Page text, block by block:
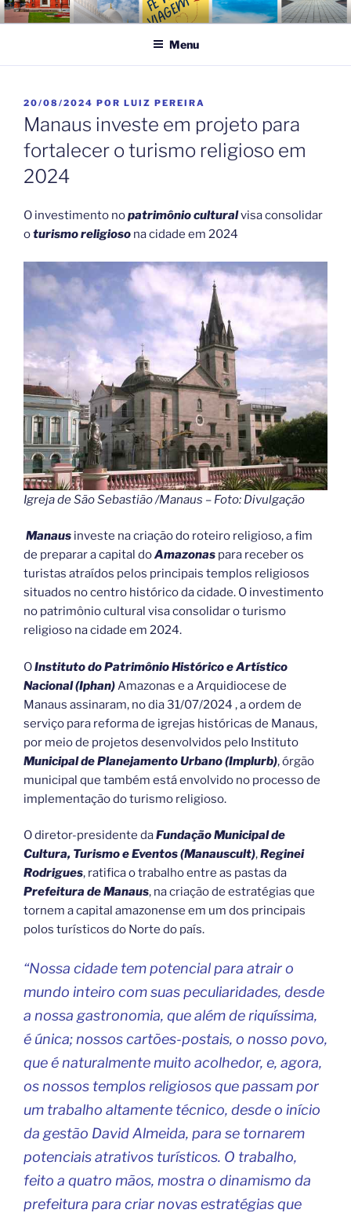
Pular
para
conteúdo
FÉ NA VIAGEM
Turismo Religioso
Menu
PUBLICADO
EM
20/08/2024 POR LUIZ PEREIRA
Manaus investe em projeto para
fortalecer o turismo religioso em
2024
O investimento nopatrimônio culturalvisa consolidar
oturismo religioso na cidade em 2024
Igreja de São Sebastião /Manaus – Foto: Divulgação
Manaus investe na criação do roteiro religioso, a fim
de preparar a capital doAmazonas para receber os
turistas atraídos pelos principais templos religiosos
situados no centro histórico da cidade. O investimento
no patrimônio cultural visa consolidar o turismo
religioso na cidade em 2024.
OInstituto do Patrimônio Histórico e Artístico
Nacional(Iphan)Amazonas e a Arquidiocese de
Manaus assinaram, no dia 31/07/2024 , a ordem de
serviço para reforma de igrejas históricas de Manaus,
por meio de projetos desenvolvidos pelo Instituto
Municipal de Planejamento Urbano (Implurb), órgão
municipal que também está envolvido no processo de
implementação do turismo religioso.
O diretor-presidente daFundação Municipal de
Cultura, Turismo e Eventos (Manauscult),Reginei
Rodrigues, ratifica o trabalho entre as pastas da
Prefeitura de Manaus, na criação de estratégias que
tornem a capital amazonense em um dos principais
polos turísticos do Norte do país.
“Nossa cidade tem potencial para atrair o
mundo inteiro com suas peculiaridades, desde
a nossa gastronomia, que além de riquíssima,
é única; nossos cartões-postais, o nosso povo,
que é naturalmente muito acolhedor, e, agora,
os nossos templos religiosos que passam por
um trabalho altamente técnico, desde o início
da gestão David Almeida, para se tornarem
potenciais atrativos turísticos. O trabalho,
feito a quatro mãos, mostra o dinamismo da
prefeitura para criar novas estratégias que